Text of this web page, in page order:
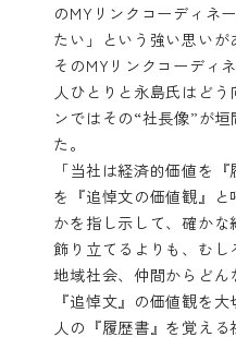
のMYリンクコーディネ
たい」という強い思いが
そのMYリンクコーディ
人ひとりと永島氏はど
ンではその“社長像”が
た。
「当社は経済的価値を
を『追悼文の価値観』
かを指し示して、確か
飾り立てるよりも、む
地域社会、仲間からどん
『追悼文』の価値観を
人の『履歴書』を覚え